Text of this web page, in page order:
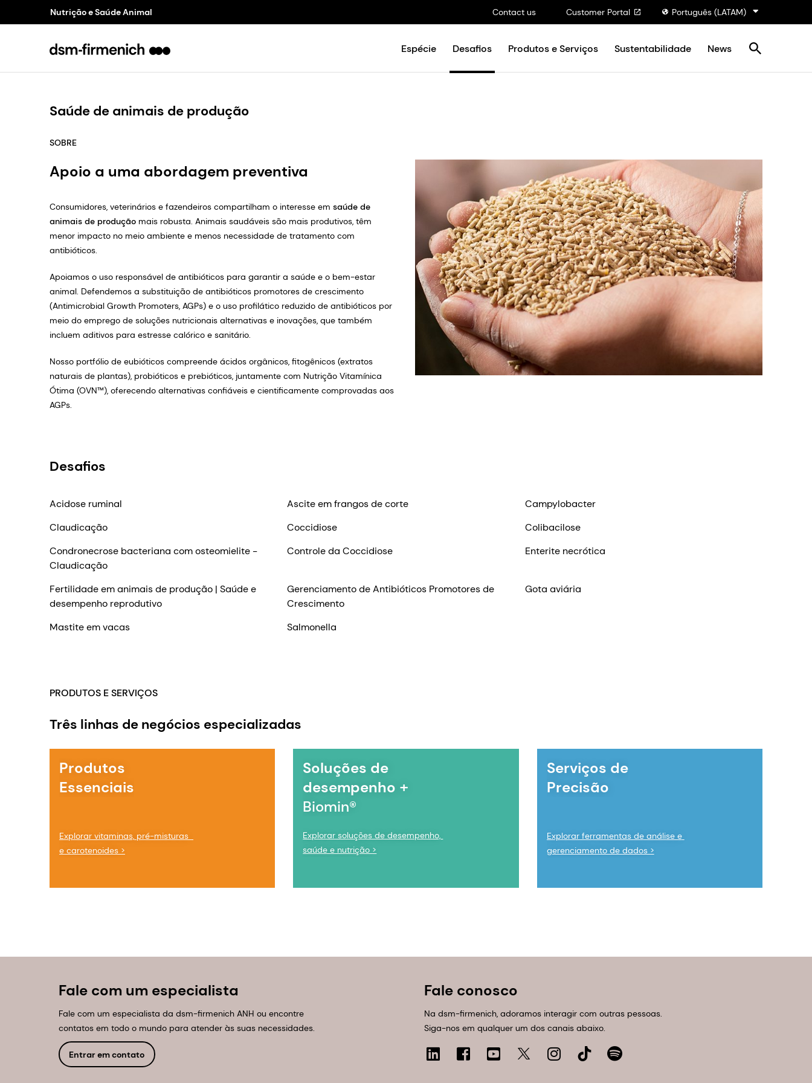
Contact us Customer Portal Português (LATAM)
Nutrição e Saúde Animal
Espécie Desafios Produtos e Serviços Sustentabilidade News
Saúde de animais de produção
SOBRE
Apoio a uma abordagem preventiva
Consumidores, veterinários e fazendeiros compartilham o interesse em saúde de
animais de produção mais robusta. Animais saudáveis são mais produtivos, têm
menor impacto no meio ambiente e menos necessidade de tratamento com
antibióticos.
Apoiamos o uso responsável de antibióticos para garantir a saúde e o bem-estar
animal. Defendemos a substituição de antibióticos promotores de crescimento
(Antimicrobial Growth Promoters, AGPs) e o uso profilático reduzido de antibióticos por
meio do emprego de soluções nutricionais alternativas e inovações, que também
incluem aditivos para estresse calórico e sanitário.
Nosso portfólio de eubióticos compreende ácidos orgânicos, fitogênicos (extratos
naturais de plantas), probióticos e prebióticos, juntamente com Nutrição Vitamínica
Ótima (OVN™), oferecendo alternativas confiáveis e cientificamente comprovadas aos
AGPs.
Desafios
Acidose ruminal Ascite em frangos de corte
Campylobacter
Claudicação
Coccidiose
Colibacilose
Condronecrose bacteriana com osteomielite -
Claudicação
Controle da Coccidiose Enterite necrótica
Fertilidade em animais de produção | Saúde e
desempenho reprodutivo
Gerenciamento de Antibióticos Promotores de
Crescimento
Gota aviária
Mastite em vacas Salmonella
PRODUTOS E SERVIÇOS
Três linhas de negócios especializadas
Produtos
Essenciais
Explorar vitaminas, pré-misturas
e carotenoides >
Soluções de
desempenho +
Biomin®
Explorar soluções de desempenho,
saúde e nutrição >
Serviços de
Precisão
Explorar ferramentas de análise e
gerenciamento de dados >
Fale com um especialista
Fale com um especialista da dsm-firmenich ANH ou encontre
contatos em todo o mundo para atender às suas necessidades.
Entrar em contato
Fale conosco
Na dsm-firmenich, adoramos interagir com outras pessoas.
Siga-nos em qualquer um dos canais abaixo.